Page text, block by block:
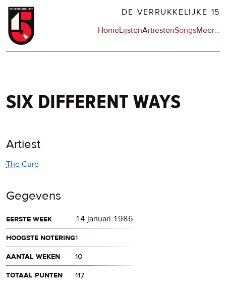
Overslaan
naar
DE VERRUKKELIJKE 15
Hoofdnavigatie
HomeLijstenArtiestenSongsMeerop
…
six different ways
Artiest
The Cure
Gegevens
eerste week
14 januari 1986
hoogste notering1
aantal weken
10
totaal punten
117